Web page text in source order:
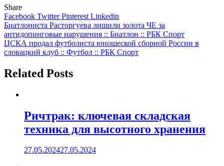
Share
Facebook TwitterPinterest Linkedin
Навигация
по
записям
Биатлониста Расторгуева лишили золота ЧЕ за
антидопинговые нарушения :: Биатлон :: РБК Спорт
ЦСКА продал футболиста юношеской сборной России в
словацкий клуб :: Футбол :: РБК Спорт
Related Posts
Ричтрак: ключевая складская
техника для высотного хранения
27.05.202427.05.2024